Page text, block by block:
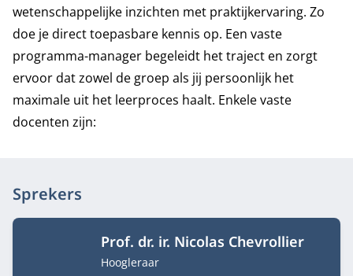
wetenschappelijke inzichten met praktijkervaring. Zo
doe je direct toepasbare kennis op. Een vaste
programma-manager begeleidt het traject en zorgt
ervoor dat zowel de groep als jij persoonlijk het
maximale uit het leerproces haalt. Enkele vaste
docenten zijn:
Sprekers
Prof. dr. ir. Nicolas Chevrollier
Functietitel
Hoogleraar